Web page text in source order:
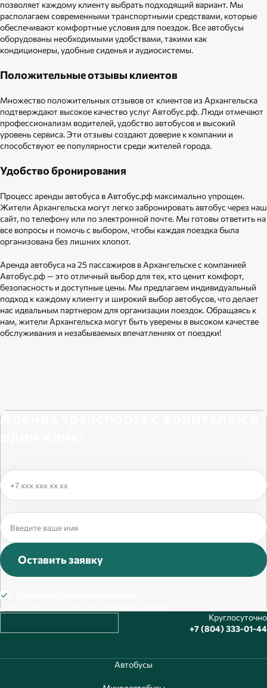
позволяет каждому клиенту выбрать подходящий вариант. Мы
располагаем современными транспортными средствами, которые
обеспечивают комфортные условия для поездок. Все автобусы
оборудованы необходимыми удобствами, такими как
кондиционеры, удобные сиденья и аудиосистемы.
Положительные отзывы клиентов
Множество положительных отзывов от клиентов из Архангельска
подтверждают высокое качество услуг Автобус.рф. Люди отмечают
профессионализм водителей, удобство автобусов и высокий
уровень сервиса. Эти отзывы создают доверие к компании и
способствуют ее популярности среди жителей города.
Удобство бронирования
Процесс аренды автобуса в Автобус.рф максимально упрощен.
Жители Архангельска могут легко забронировать автобус через наш
сайт, по телефону или по электронной почте. Мы готовы ответить на
все вопросы и помочь с выбором, чтобы каждая поездка была
организована без лишних хлопот.
Аренда автобуса на 25 пассажиров в Архангельске с компанией
Автобус.рф — это отличный выбор для тех, кто ценит комфорт,
безопасность и доступные цены. Мы предлагаем индивидуальный
подход к каждому клиенту и широкий выбор автобусов, что делает
нас идеальным партнером для организации поездок. Обращаясь к
нам, жители Архангельска могут быть уверены в высоком качестве
обслуживания и незабываемых впечатлениях от поездки!
Аренда транспорта с водителем в
Оставить заявку
Круглосуточно
+7 (804) 333-01-44
Автобусы